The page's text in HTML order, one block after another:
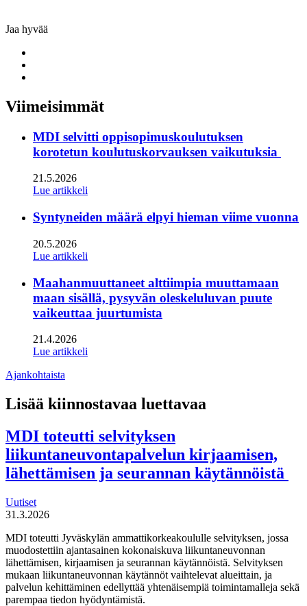
Jaa hyvää
twitter
Viimeisimmät
MDI selvitti oppisopimuskoulutuksen
korotetun koulutuskorvauksen vaikutuksia
21.5.2026
Lue artikkeli
Syntyneiden määrä elpyi hieman viime vuonna
20.5.2026
Lue artikkeli
Maahanmuuttaneet alttiimpia muuttamaan
maan sisällä, pysyvän oleskeluluvan puute
vaikeuttaa juurtumista
21.4.2026
Lue artikkeli
Ajankohtaista
Lisää kiinnostavaa luettavaa
MDI toteutti selvityksen
liikuntaneuvontapalvelun kirjaamisen,
lähettämisen ja seurannan käytännöistä
Uutiset
31.3.2026
MDI toteutti Jyväskylän ammattikorkeakoululle selvityksen, jossa
muodostettiin ajantasainen kokonaiskuva liikuntaneuvonnan
lähettämisen, kirjaamisen ja seurannan käytännöistä. Selvityksen
mukaan liikuntaneuvonnan käytännöt vaihtelevat alueittain, ja
palvelun kehittäminen edellyttää yhtenäisempiä toimintamalleja sekä
parempaa tiedon hyödyntämistä.